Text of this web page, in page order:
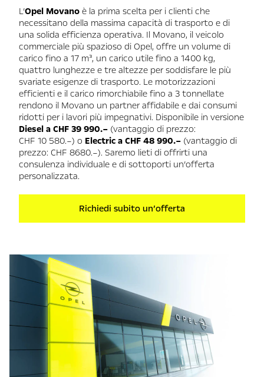
L’Opel Movano è la prima scelta per i clienti che
necessitano della massima capacità di trasporto e di
una solida efficienza operativa. Il Movano, il veicolo
commerciale più spazioso di Opel, offre un volume di
carico fino a 17 m³, un carico utile fino a 1400 kg,
quattro lunghezze e tre altezze per soddisfare le più
svariate esigenze di trasporto. Le motorizzazioni
efficienti e il carico rimorchiabile fino a 3 tonnellate
rendono il Movano un partner affidabile e dai consumi
ridotti per i lavori più impegnativi. Disponibile in versione
Diesel a CHF 39 990.– (vantaggio di prezzo:
CHF 10 580.–) o Electric a CHF 48 990.– (vantaggio di
prezzo: CHF 8680.–). Saremo lieti di offrirti una
consulenza individuale e di sottoporti un’offerta
personalizzata.
Richiedi subito un’offerta